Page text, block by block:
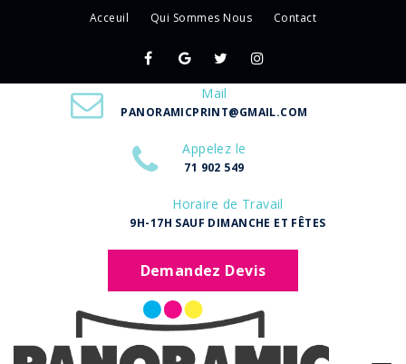
Acceuil Qui Sommes Nous Contact
Mail
PANORAMICPRINT@GMAIL.COM
Appelez le
71 902 549
Horaire de Travail
9H-17H SAUF DIMANCHE ET FÊTES
Demandez Devis